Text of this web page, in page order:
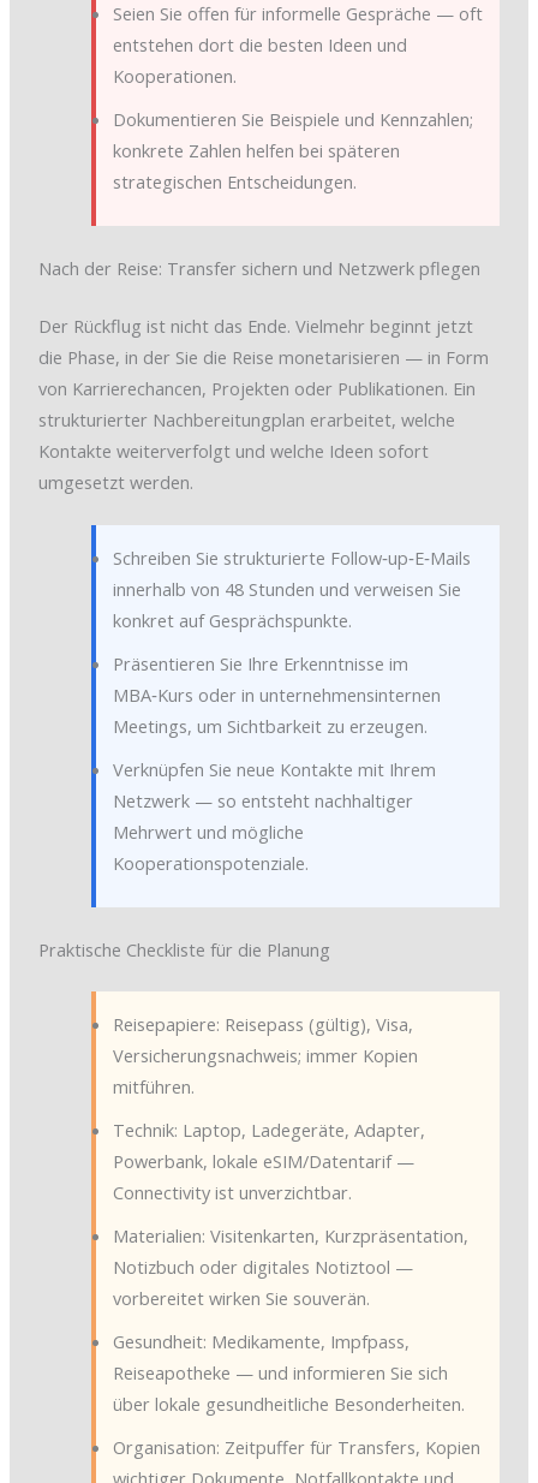
Seien Sie offen für informelle Gespräche — oft
entstehen dort die besten Ideen und
Kooperationen.
Dokumentieren Sie Beispiele und Kennzahlen;
konkrete Zahlen helfen bei späteren
strategischen Entscheidungen.
Nach der Reise: Transfer sichern und Netzwerk pflegen
Der Rückflug ist nicht das Ende. Vielmehr beginnt jetzt
die Phase, in der Sie die Reise monetarisieren — in Form
von Karrierechancen, Projekten oder Publikationen. Ein
strukturierter Nachbereitungplan erarbeitet, welche
Kontakte weiterverfolgt und welche Ideen sofort
umgesetzt werden.
Schreiben Sie strukturierte Follow‑up‑E‑Mails
innerhalb von 48 Stunden und verweisen Sie
konkret auf Gesprächspunkte.
Präsentieren Sie Ihre Erkenntnisse im
MBA‑Kurs oder in unternehmensinternen
Meetings, um Sichtbarkeit zu erzeugen.
Verknüpfen Sie neue Kontakte mit Ihrem
Netzwerk — so entsteht nachhaltiger
Mehrwert und mögliche
Kooperationspotenziale.
Praktische Checkliste für die Planung
Reisepapiere: Reisepass (gültig), Visa,
Versicherungsnachweis; immer Kopien
mitführen.
Technik: Laptop, Ladegeräte, Adapter,
Powerbank, lokale eSIM/Datentarif —
Connectivity ist unverzichtbar.
Materialien: Visitenkarten, Kurzpräsentation,
Notizbuch oder digitales Notiztool —
vorbereitet wirken Sie souverän.
Gesundheit: Medikamente, Impfpass,
Reiseapotheke — und informieren Sie sich
über lokale gesundheitliche Besonderheiten.
Organisation: Zeitpuffer für Transfers, Kopien